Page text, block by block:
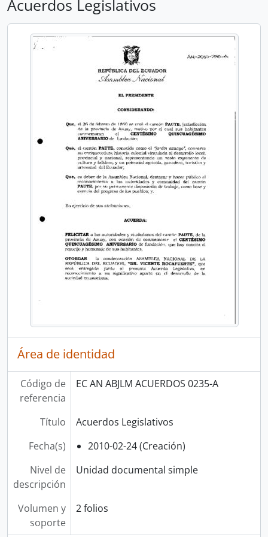
Acuerdos Legislativos
Área de identidad
Código de
referencia
EC AN ABJLM ACUERDOS 0235-A
Título
Acuerdos Legislativos
Fecha(s)
2010-02-24 (Creación)
Nivel de
descripción
Unidad documental simple
Volumen y
soporte
2 folios